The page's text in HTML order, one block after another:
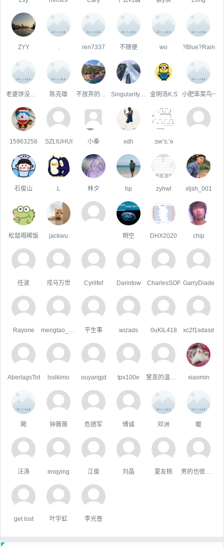
ZYY ren7337 不随便 wo ?Blue?Rain
陈克雄 金明浩K.S 小肥笨菜鸟~
15963258 SZLIUHUI 小秦 xdh ;sw’s;’e
石俊山 L 林夕 hp zyhwl xljsh_001
松鼠喝稀饭 jackwu 明空 DHX2020 chip
任波 戎马万世 Cyrilfef Darintow CharlesSOF GarryDiade
Rayone 平生事 wizads 0uKlL418 xc2f1sdasd
AberlagsTot lsslkimo ouyangjd tpx100e xiaomin
飏 钟薇薇 危德军 傅诚 邓洲 暖
汪涛 enqying 江俊 刘晶 夏友桃
get lost 叶宇虹 李光普